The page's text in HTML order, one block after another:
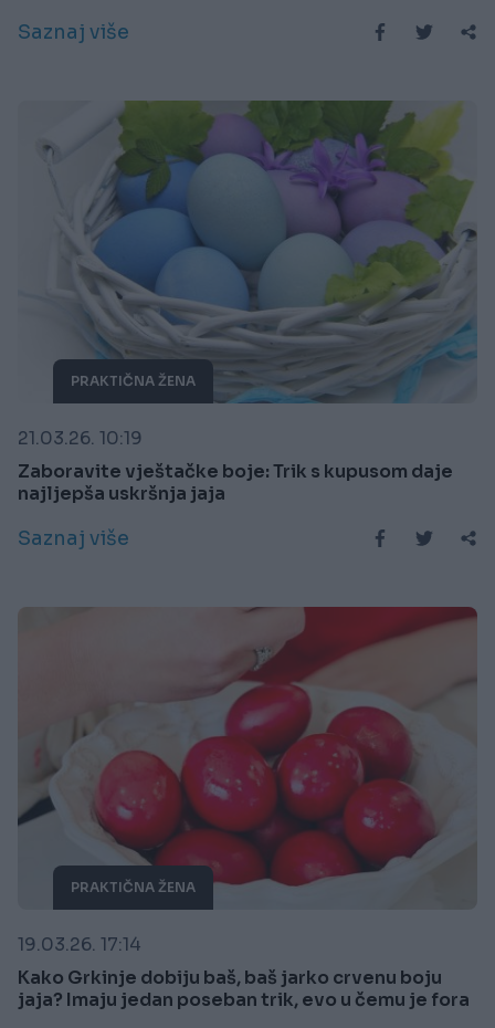
Saznaj više
PRAKTIČNA ŽENA
21.03.26. 10:19
Zaboravite vještačke boje: Trik s kupusom daje
najljepša uskršnja jaja
Saznaj više
PRAKTIČNA ŽENA
19.03.26. 17:14
Kako Grkinje dobiju baš, baš jarko crvenu boju
jaja? Imaju jedan poseban trik, evo u čemu je fora